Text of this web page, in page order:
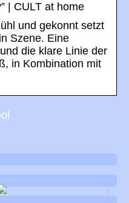
| CULT at home
und gekonnt setzt
Szene. Eine
die klare Linie der
in Kombination mit